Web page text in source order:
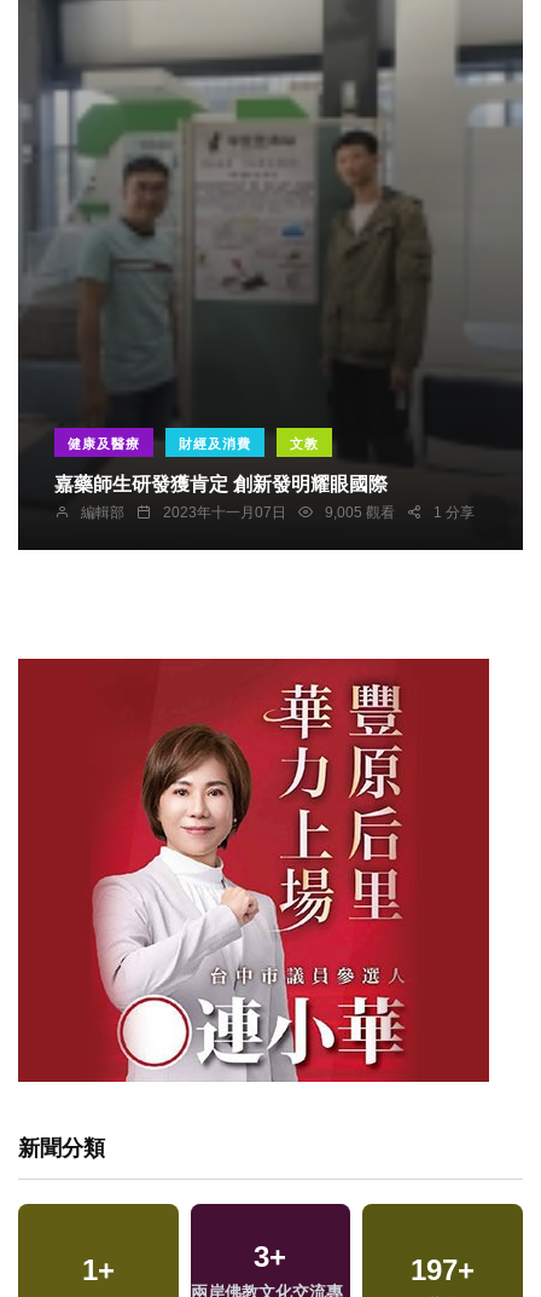
健康及醫療 財經及消費 文教
嘉藥師生研發獲肯定 創新發明耀眼國際
編輯部 2023年十一月07日 9,005 觀看 1 分享
新聞分類
1+ 3+
兩岸佛教文化交流專
197+